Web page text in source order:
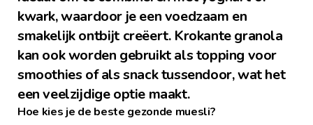
kwark, waardoor je een voedzaam en
smakelijk ontbijt creëert. Krokante granola
kan ook worden gebruikt als topping voor
smoothies of als snack tussendoor, wat het
een veelzijdige optie maakt.
Hoe kies je de beste gezonde muesli?